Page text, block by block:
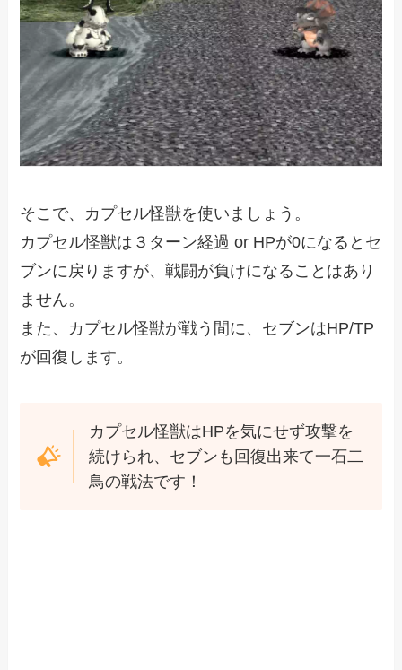
そこで、カプセル怪獣を使いましょう。
カプセル怪獣は３ターン経過 or HPが0になるとセ
ブンに戻りますが、戦闘が負けになることはあり
ません。
また、カプセル怪獣が戦う間に、セブンはHP/TP
が回復します。
カプセル怪獣はHPを気にせず攻撃を
続けられ、セブンも回復出来て一石二
鳥の戦法です！